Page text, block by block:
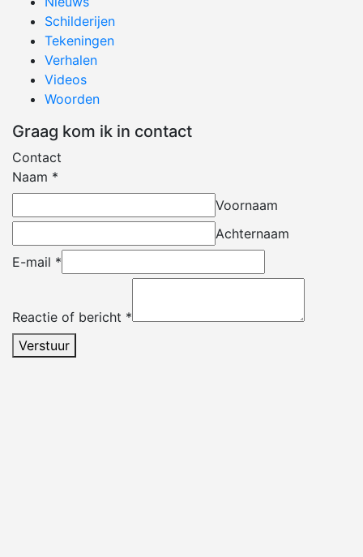
Schilderijen
Tekeningen
Verhalen
Videos
Woorden
Graag kom ik in contact
Contact
Naam *
Voornaam
Achternaam
E-mail *
Reactie of bericht *
Verstuur